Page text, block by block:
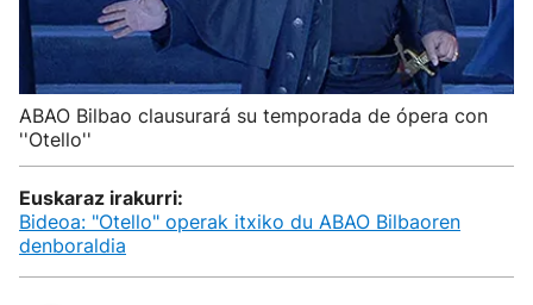
ABAO Bilbao clausurará su temporada de ópera con
''Otello''
Euskaraz irakurri:
Bideoa: "Otello" operak itxiko du ABAO Bilbaoren
denboraldia